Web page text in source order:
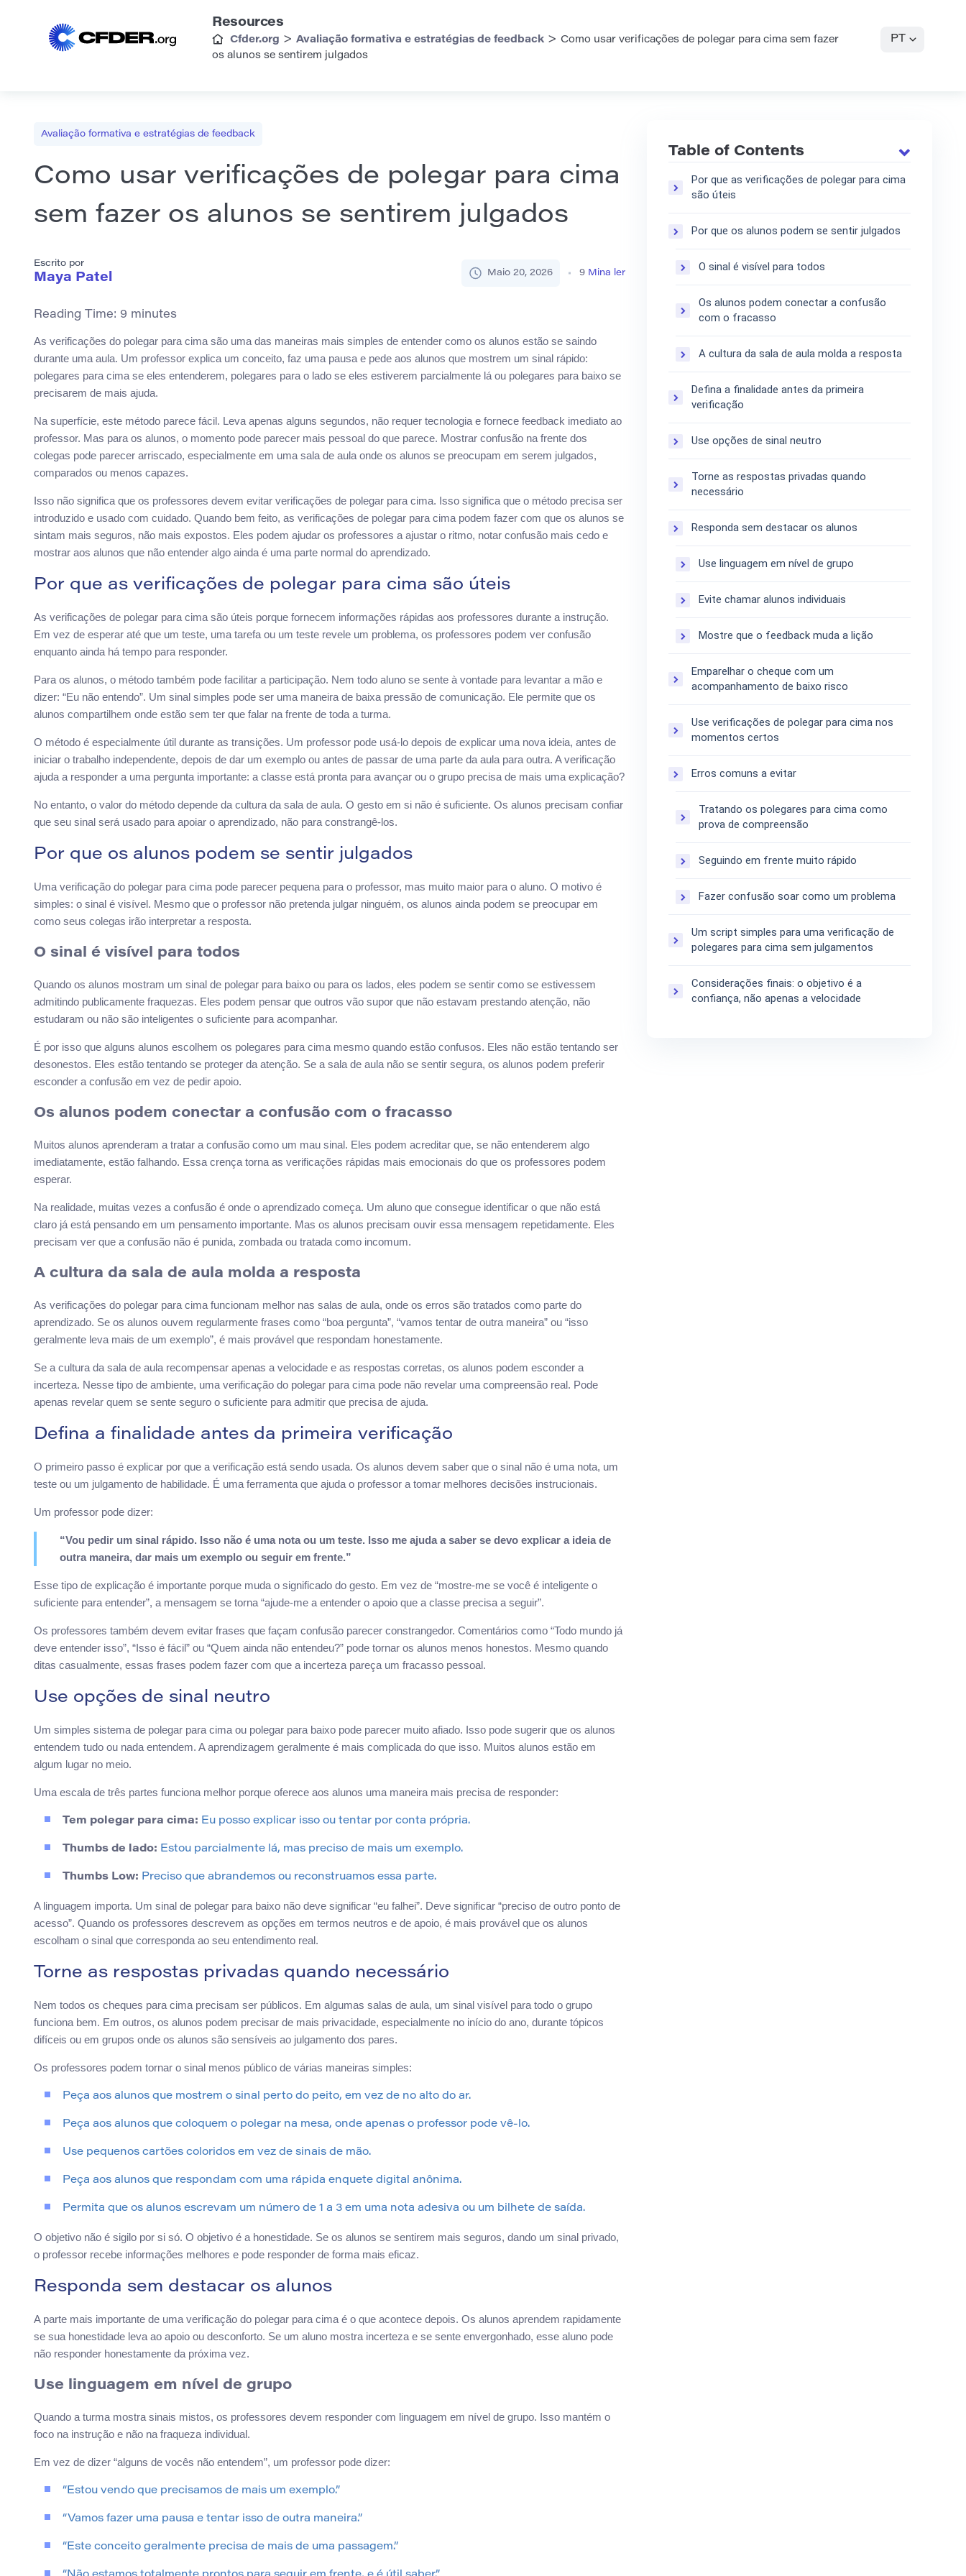
Resources
Cfder.org > Avaliação formativa e estratégias de feedback > Como usar verificações de polegar para cima sem fazer
os alunos se sentirem julgados
PT
Avaliação formativa e estratégias de feedback
Como usar verificações de polegar para cima
sem fazer os alunos se sentirem julgados
Escrito por
Maya Patel Maio 20, 2026 9 Mina ler
Reading Time: 9 minutes
As verificações do polegar para cima são uma das maneiras mais simples de entender como os alunos estão se saindo
durante uma aula. Um professor explica um conceito, faz uma pausa e pede aos alunos que mostrem um sinal rápido:
polegares para cima se eles entenderem, polegares para o lado se eles estiverem parcialmente lá ou polegares para baixo se
precisarem de mais ajuda.
Na superfície, este método parece fácil. Leva apenas alguns segundos, não requer tecnologia e fornece feedback imediato ao
professor. Mas para os alunos, o momento pode parecer mais pessoal do que parece. Mostrar confusão na frente dos
colegas pode parecer arriscado, especialmente em uma sala de aula onde os alunos se preocupam em serem julgados,
comparados ou menos capazes.
Isso não significa que os professores devem evitar verificações de polegar para cima. Isso significa que o método precisa ser
introduzido e usado com cuidado. Quando bem feito, as verificações de polegar para cima podem fazer com que os alunos se
sintam mais seguros, não mais expostos. Eles podem ajudar os professores a ajustar o ritmo, notar confusão mais cedo e
mostrar aos alunos que não entender algo ainda é uma parte normal do aprendizado.
Por que as verificações de polegar para cima são úteis
As verificações de polegar para cima são úteis porque fornecem informações rápidas aos professores durante a instrução.
Em vez de esperar até que um teste, uma tarefa ou um teste revele um problema, os professores podem ver confusão
enquanto ainda há tempo para responder.
Para os alunos, o método também pode facilitar a participação. Nem todo aluno se sente à vontade para levantar a mão e
dizer: “Eu não entendo”. Um sinal simples pode ser uma maneira de baixa pressão de comunicação. Ele permite que os
alunos compartilhem onde estão sem ter que falar na frente de toda a turma.
O método é especialmente útil durante as transições. Um professor pode usá-lo depois de explicar uma nova ideia, antes de
iniciar o trabalho independente, depois de dar um exemplo ou antes de passar de uma parte da aula para outra. A verificação
ajuda a responder a uma pergunta importante: a classe está pronta para avançar ou o grupo precisa de mais uma explicação?
No entanto, o valor do método depende da cultura da sala de aula. O gesto em si não é suficiente. Os alunos precisam confiar
que seu sinal será usado para apoiar o aprendizado, não para constrangê-los.
Por que os alunos podem se sentir julgados
Uma verificação do polegar para cima pode parecer pequena para o professor, mas muito maior para o aluno. O motivo é
simples: o sinal é visível. Mesmo que o professor não pretenda julgar ninguém, os alunos ainda podem se preocupar em
como seus colegas irão interpretar a resposta.
O sinal é visível para todos
Quando os alunos mostram um sinal de polegar para baixo ou para os lados, eles podem se sentir como se estivessem
admitindo publicamente fraquezas. Eles podem pensar que outros vão supor que não estavam prestando atenção, não
estudaram ou não são inteligentes o suficiente para acompanhar.
É por isso que alguns alunos escolhem os polegares para cima mesmo quando estão confusos. Eles não estão tentando ser
desonestos. Eles estão tentando se proteger da atenção. Se a sala de aula não se sentir segura, os alunos podem preferir
esconder a confusão em vez de pedir apoio.
Os alunos podem conectar a confusão com o fracasso
Muitos alunos aprenderam a tratar a confusão como um mau sinal. Eles podem acreditar que, se não entenderem algo
imediatamente, estão falhando. Essa crença torna as verificações rápidas mais emocionais do que os professores podem
esperar.
Na realidade, muitas vezes a confusão é onde o aprendizado começa. Um aluno que consegue identificar o que não está
claro já está pensando em um pensamento importante. Mas os alunos precisam ouvir essa mensagem repetidamente. Eles
precisam ver que a confusão não é punida, zombada ou tratada como incomum.
A cultura da sala de aula molda a resposta
As verificações do polegar para cima funcionam melhor nas salas de aula, onde os erros são tratados como parte do
aprendizado. Se os alunos ouvem regularmente frases como “boa pergunta”, “vamos tentar de outra maneira” ou “isso
geralmente leva mais de um exemplo”, é mais provável que respondam honestamente.
Se a cultura da sala de aula recompensar apenas a velocidade e as respostas corretas, os alunos podem esconder a
incerteza. Nesse tipo de ambiente, uma verificação do polegar para cima pode não revelar uma compreensão real. Pode
apenas revelar quem se sente seguro o suficiente para admitir que precisa de ajuda.
Defina a finalidade antes da primeira verificação
O primeiro passo é explicar por que a verificação está sendo usada. Os alunos devem saber que o sinal não é uma nota, um
teste ou um julgamento de habilidade. É uma ferramenta que ajuda o professor a tomar melhores decisões instrucionais.
Um professor pode dizer:
“Vou pedir um sinal rápido. Isso não é uma nota ou um teste. Isso me ajuda a saber se devo explicar a ideia de
outra maneira, dar mais um exemplo ou seguir em frente.”
Esse tipo de explicação é importante porque muda o significado do gesto. Em vez de “mostre-me se você é inteligente o
suficiente para entender”, a mensagem se torna “ajude-me a entender o apoio que a classe precisa a seguir”.
Os professores também devem evitar frases que façam confusão parecer constrangedor. Comentários como “Todo mundo já
deve entender isso”, “Isso é fácil” ou “Quem ainda não entendeu?” pode tornar os alunos menos honestos. Mesmo quando
ditas casualmente, essas frases podem fazer com que a incerteza pareça um fracasso pessoal.
Use opções de sinal neutro
Um simples sistema de polegar para cima ou polegar para baixo pode parecer muito afiado. Isso pode sugerir que os alunos
entendem tudo ou nada entendem. A aprendizagem geralmente é mais complicada do que isso. Muitos alunos estão em
algum lugar no meio.
Uma escala de três partes funciona melhor porque oferece aos alunos uma maneira mais precisa de responder:
Tem polegar para cima: Eu posso explicar isso ou tentar por conta própria.
Thumbs de lado: Estou parcialmente lá, mas preciso de mais um exemplo.
Thumbs Low: Preciso que abrandemos ou reconstruamos essa parte.
A linguagem importa. Um sinal de polegar para baixo não deve significar “eu falhei”. Deve significar “preciso de outro ponto de
acesso”. Quando os professores descrevem as opções em termos neutros e de apoio, é mais provável que os alunos
escolham o sinal que corresponda ao seu entendimento real.
Torne as respostas privadas quando necessário
Nem todos os cheques para cima precisam ser públicos. Em algumas salas de aula, um sinal visível para todo o grupo
funciona bem. Em outros, os alunos podem precisar de mais privacidade, especialmente no início do ano, durante tópicos
difíceis ou em grupos onde os alunos são sensíveis ao julgamento dos pares.
Os professores podem tornar o sinal menos público de várias maneiras simples:
Peça aos alunos que mostrem o sinal perto do peito, em vez de no alto do ar.
Peça aos alunos que coloquem o polegar na mesa, onde apenas o professor pode vê-lo.
Use pequenos cartões coloridos em vez de sinais de mão.
Peça aos alunos que respondam com uma rápida enquete digital anônima.
Permita que os alunos escrevam um número de 1 a 3 em uma nota adesiva ou um bilhete de saída.
O objetivo não é sigilo por si só. O objetivo é a honestidade. Se os alunos se sentirem mais seguros, dando um sinal privado,
o professor recebe informações melhores e pode responder de forma mais eficaz.
Responda sem destacar os alunos
A parte mais importante de uma verificação do polegar para cima é o que acontece depois. Os alunos aprendem rapidamente
se sua honestidade leva ao apoio ou desconforto. Se um aluno mostra incerteza e se sente envergonhado, esse aluno pode
não responder honestamente da próxima vez.
Use linguagem em nível de grupo
Quando a turma mostra sinais mistos, os professores devem responder com linguagem em nível de grupo. Isso mantém o
foco na instrução e não na fraqueza individual.
Em vez de dizer “alguns de vocês não entendem”, um professor pode dizer:
“Estou vendo que precisamos de mais um exemplo.”
“Vamos fazer uma pausa e tentar isso de outra maneira.”
“Este conceito geralmente precisa de mais de uma passagem.”
Table of Contents
Por que as verificações de polegar para cima
são úteis
Por que os alunos podem se sentir julgados
O sinal é visível para todos
Os alunos podem conectar a confusão
com o fracasso
A cultura da sala de aula molda a resposta
Defina a finalidade antes da primeira
verificação
Use opções de sinal neutro
Torne as respostas privadas quando
necessário
Responda sem destacar os alunos
Use linguagem em nível de grupo
Evite chamar alunos individuais
Mostre que o feedback muda a lição
Emparelhar o cheque com um
acompanhamento de baixo risco
Use verificações de polegar para cima nos
momentos certos
Erros comuns a evitar
Tratando os polegares para cima como
prova de compreensão
Seguindo em frente muito rápido
Fazer confusão soar como um problema
Um script simples para uma verificação de
polegares para cima sem julgamentos
Considerações finais: o objetivo é a
confiança, não apenas a velocidade